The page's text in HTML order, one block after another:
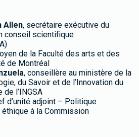
Allen, secrétaire exécutive du
conseil scientifique
de la Faculté des arts et des
de Montréal
, conseillère au ministère de la
du Savoir et de l’Innovation du
l’INGSA
d’unité adjoint – Politique
à la Commission